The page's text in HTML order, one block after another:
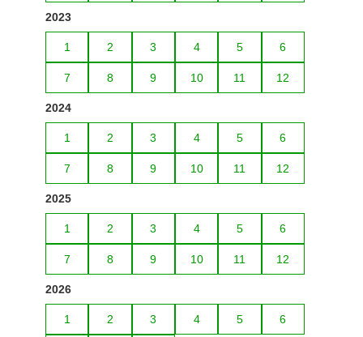
2023
1 2 3 4 5 6
7 8 9 10 11 12
2024
1 2 3 4 5 6
7 8 9 10 11 12
2025
1 2 3 4 5 6
7 8 9 10 11 12
2026
1 2 3 4 5 6